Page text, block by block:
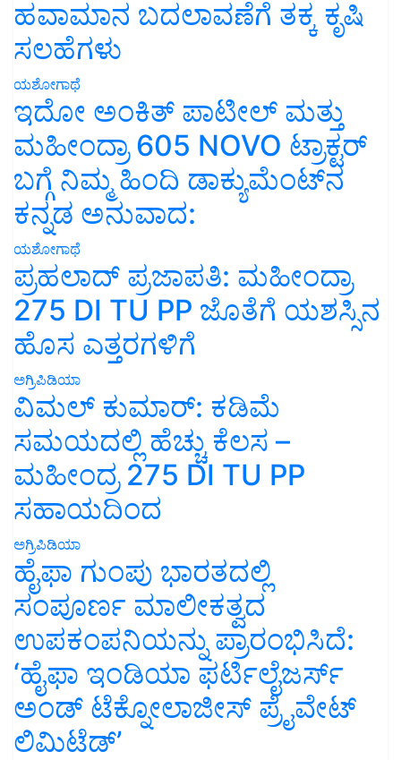
ಹವಾಮಾನ ಬದಲಾವಣೆಗೆ ತಕ್ಕ ಕೃಷಿ
ಸಲಹೆಗಳು
ಯಶೋಗಾಥೆ
ಇದೋ ಅಂಕಿತ್ ಪಾಟೀಲ್ ಮತ್ತು
ಮಹೀಂದ್ರಾ 605 NOVO ಟ್ರಾಕ್ಟರ್
ಬಗ್ಗೆ ನಿಮ್ಮ ಹಿಂದಿ ಡಾಕ್ಯುಮೆಂಟ್‌ನ
ಕನ್ನಡ ಅನುವಾದ:
ಯಶೋಗಾಥೆ
ಪ್ರಹಲಾದ್ ಪ್ರಜಾಪತಿ: ಮಹೀಂದ್ರಾ
275 DI TU PP ಜೊತೆಗೆ ಯಶಸ್ಸಿನ
ಹೊಸ ಎತ್ತರಗಳಿಗೆ
ಅಗ್ರಿಪಿಡಿಯಾ
ವಿಮಲ್ ಕುಮಾರ್: ಕಡಿಮೆ
ಸಮಯದಲ್ಲಿ ಹೆಚ್ಚು ಕೆಲಸ –
ಮಹೀಂದ್ರ 275 DI TU PP
ಸಹಾಯದಿಂದ
ಅಗ್ರಿಪಿಡಿಯಾ
ಹೈಫಾ ಗುಂಪು ಭಾರತದಲ್ಲಿ
ಸಂಪೂರ್ಣ ಮಾಲೀಕತ್ವದ
ಉಪಕಂಪನಿಯನ್ನು ಪ್ರಾರಂಭಿಸಿದೆ:
‘ಹೈಫಾ ಇಂಡಿಯಾ ಫರ್ಟಿಲೈಜರ್ಸ್
ಅಂಡ್ ಟೆಕ್ನೋಲಾಜೀಸ್ ಪ್ರೈವೇಟ್
ಲಿಮಿಟೆಡ್’